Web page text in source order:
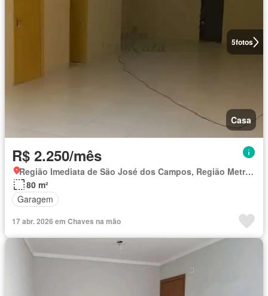
5fotos
Casa
R$ 2.250/mês
Região Imediata de São José dos Campos, Região Metropolitana do Vale do Paraíba e Litoral Norte
80 m²
Garagem
17 abr. 2026 em Chaves na mão